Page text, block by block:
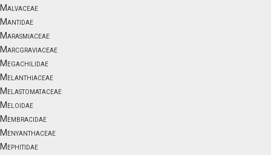
Malvaceae
Mantidae
Marasmiaceae
Marcgraviaceae
Megachilidae
Melanthiaceae
Melastomataceae
Meloidae
Membracidae
Menyanthaceae
Mephitidae